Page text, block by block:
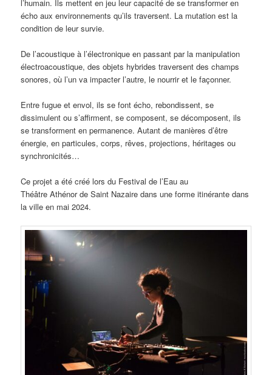
l’humain. Ils mettent en jeu leur capacité de se transformer en
écho aux environnements qu’ils traversent. La mutation est la
condition de leur survie.
De l’acoustique à l’électronique en passant par la manipulation
électroacoustique, des objets hybrides traversent des champs
sonores, où l’un va impacter l’autre, le nourrir et le façonner.
Entre fugue et envol, ils se font écho, rebondissent, se
dissimulent ou s’affirment, se composent, se décomposent, ils
se transforment en permanence. Autant de manières d’être
énergie, en particules, corps, rêves, projections, héritages ou
synchronicités…
Ce projet a été créé lors du Festival de l’Eau au
Théâtre Athénor de Saint Nazaire dans une forme itinérante dans
la ville en mai 2024.